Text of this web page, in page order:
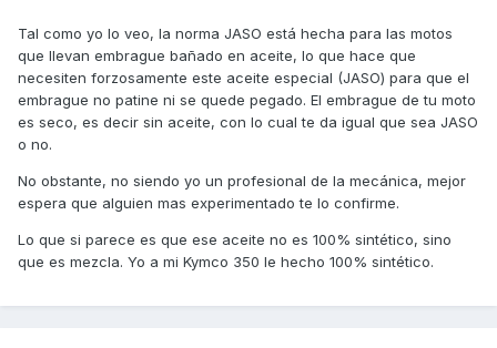
Tal como yo lo veo, la norma JASO está hecha para las motos
que llevan embrague bañado en aceite, lo que hace que
necesiten forzosamente este aceite especial (JASO) para que el
embrague no patine ni se quede pegado. El embrague de tu moto
es seco, es decir sin aceite, con lo cual te da igual que sea JASO
o no.
No obstante, no siendo yo un profesional de la mecánica, mejor
espera que alguien mas experimentado te lo confirme.
Lo que si parece es que ese aceite no es 100% sintético, sino
que es mezcla. Yo a mi Kymco 350 le hecho 100% sintético.